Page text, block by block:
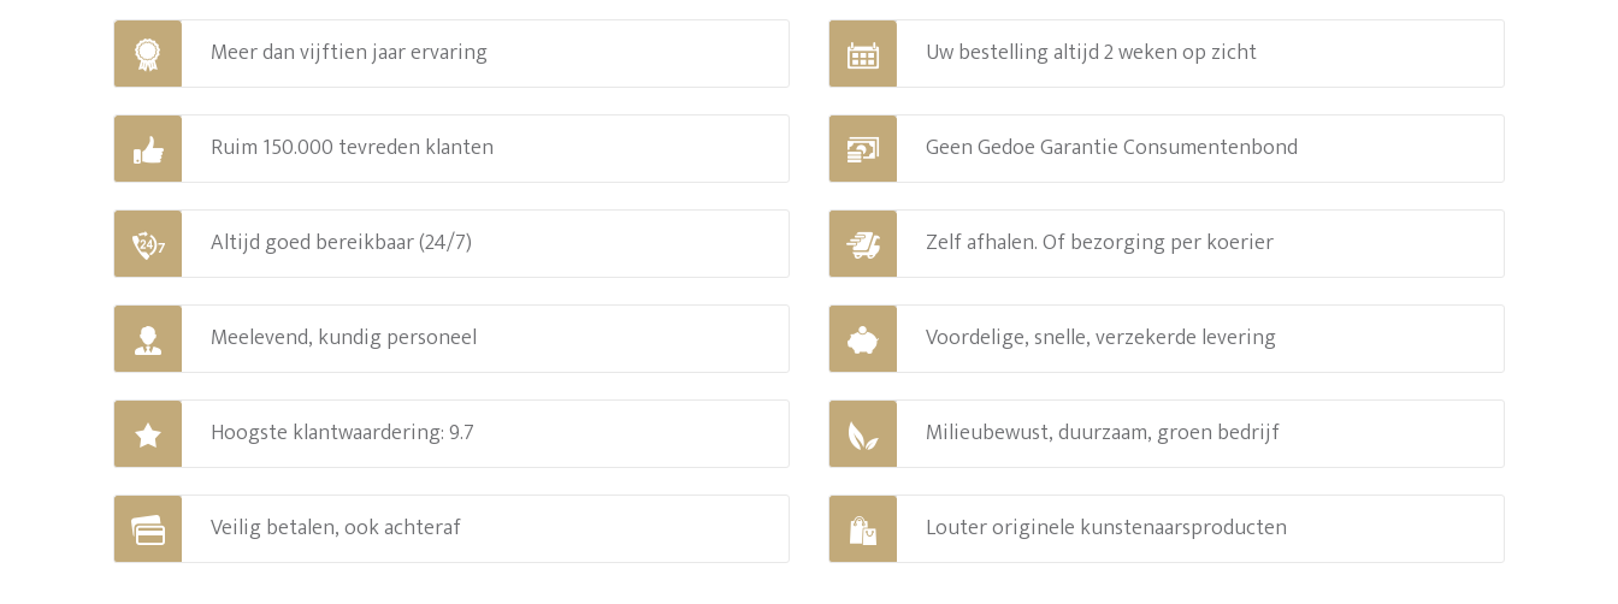
Meer dan vijftien jaar ervaring Uw bestelling altijd 2 weken op zicht
Ruim 150.000 tevreden klanten Geen Gedoe Garantie Consumentenbond
Altijd goed bereikbaar (24/7) Zelf afhalen. Of bezorging per koerier
Meelevend, kundig personeel Voordelige, snelle, verzekerde levering
Hoogste klantwaardering: 9.7 Milieubewust, duurzaam, groen bedrijf
Veilig betalen, ook achteraf Louter originele kunstenaarsproducten